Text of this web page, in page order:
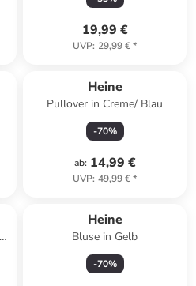
19,99 €
UVP: 29,99 €*
Heine
Pullover in Creme/ Blau
-70%
ab: 14,99 €
UVP: 49,99 €*
Heine
Bluse in Gelb
-70%